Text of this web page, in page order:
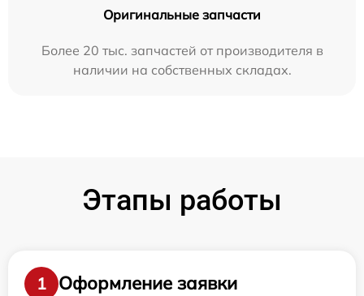
Оригинальные запчасти
Более 20 тыс. запчастей от производителя в
наличии на собственных складах.
Этапы работы
1
Оформление заявки